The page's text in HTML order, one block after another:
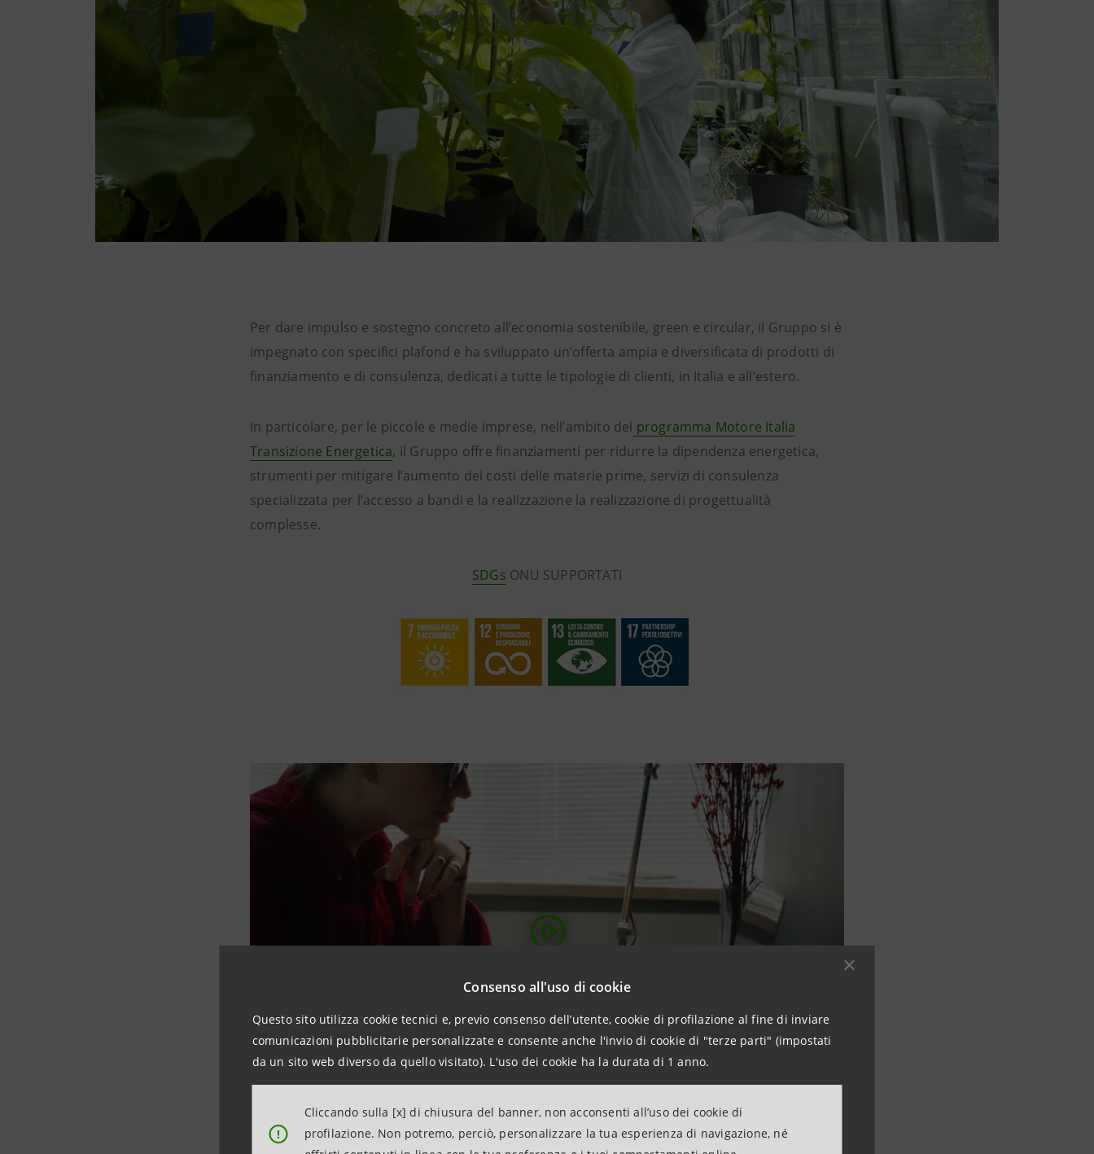
Consenso all'uso di cookie
Questo sito utilizza cookie tecnici e, previo consenso dell’utente, cookie di profilazione al fine di inviare
comunicazioni pubblicitarie personalizzate e consente anche l'invio di cookie di "terze parti" (impostati
da un sito web diverso da quello visitato). L'uso dei cookie ha la durata di 1 anno.
!
Cliccando sulla [x] di chiusura del banner, non acconsenti all’uso dei cookie di
profilazione. Non potremo, perciò, personalizzare la tua esperienza di navigazione, né
Per dare impulso e sostegno concreto all’economia sostenibile, green e circular, il Gruppo si è
impegnato con specifici plafond e ha sviluppato un’offerta ampia e diversificata di prodotti di
finanziamento e di consulenza, dedicati a tutte le tipologie di clienti, in Italia e all’estero.
In particolare, per le piccole e medie imprese, nell’ambito del programma Motore Italia
Transizione Energetica, il Gruppo offre finanziamenti per ridurre la dipendenza energetica,
strumenti per mitigare l’aumento dei costi delle materie prime, servizi di consulenza
specializzata per l’accesso a bandi e la realizzazione la realizzazione di progettualità
complesse.
SDGs ONU SUPPORTATI